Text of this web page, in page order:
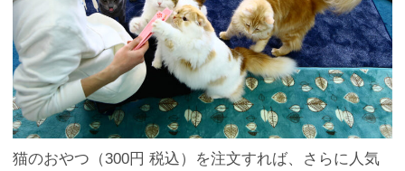
猫のおやつ（300円 税込）を注文すれば、さらに人気